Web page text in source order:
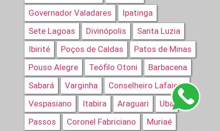
Governador Valadares
Ipatinga
Sete Lagoas
Divinópolis
Santa Luzia
Ibirité
Poços de Caldas
Patos de Minas
Pouso Alegre
Teófilo Otoni
Barbacena
Sabará
Varginha
Conselheiro Lafaiete
Vespasiano
Itabira Araguari
Ubá
Passos
Coronel Fabriciano Muriaé